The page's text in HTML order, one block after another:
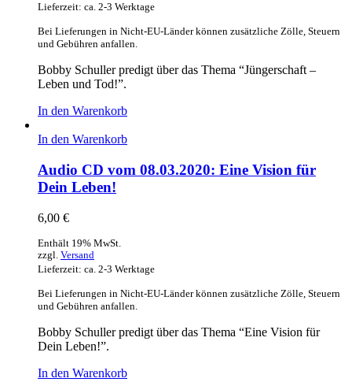
Lieferzeit: ca. 2-3 Werktage
Bei Lieferungen in Nicht-EU-Länder können zusätzliche Zölle, Steuern
und Gebühren anfallen.
Bobby Schuller predigt über das Thema “Jüngerschaft –
Leben und Tod!”.
In den Warenkorb
In den Warenkorb
Audio CD vom 08.03.2020: Eine Vision für
Dein Leben!
6,00 €
Enthält 19% MwSt.
zzgl. Versand
Lieferzeit: ca. 2-3 Werktage
Bei Lieferungen in Nicht-EU-Länder können zusätzliche Zölle, Steuern
und Gebühren anfallen.
Bobby Schuller predigt über das Thema “Eine Vision für
Dein Leben!”.
In den Warenkorb